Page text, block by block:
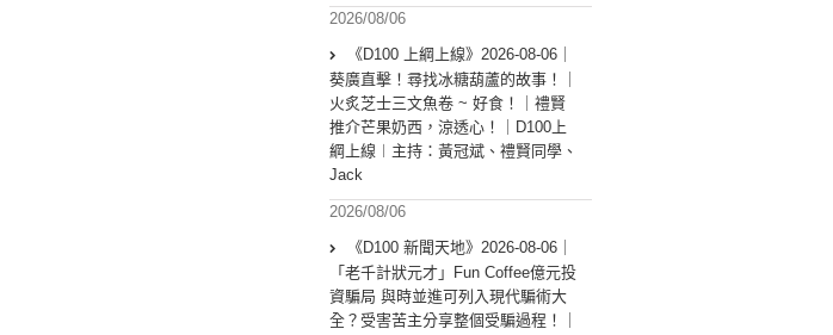
2026/08/06
《D100 上綱上線》2026-08-06｜
葵廣直擊！尋找冰糖葫蘆的故事！｜
火炙芝士三文魚卷 ~ 好食！｜禮賢
推介芒果奶西，涼透心！｜D100上
綱上線︱主持：黃冠斌、禮賢同學、
Jack
2026/08/06
《D100 新聞天地》2026-08-06｜
「老千計狀元才」Fun Coffee億元投
資騙局 與時並進可列入現代騙術大
全？受害苦主分享整個受騙過程！｜